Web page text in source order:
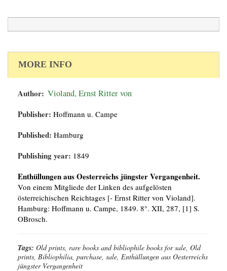
MORE INFO
Author: Violand, Ernst Ritter von
Publisher: Hoffmann u. Campe
Published: Hamburg
Publishing year: 1849
Enthüllungen aus Oesterreichs jüngster Vergangenheit.
Von einem Mitgliede der Linken des aufgelösten
österreichischen Reichtages [- Ernst Ritter von Violand].
Hamburg: Hoffmann u. Campe, 1849. 8°. XII, 287, [1] S.
OBrosch.
Tags: Old prints, rare books and bibliophile books for sale, Old
prints, Bibliophilia, purchase, sale, Enthüllungen aus Oesterreichs
jüngster Vergangenheit